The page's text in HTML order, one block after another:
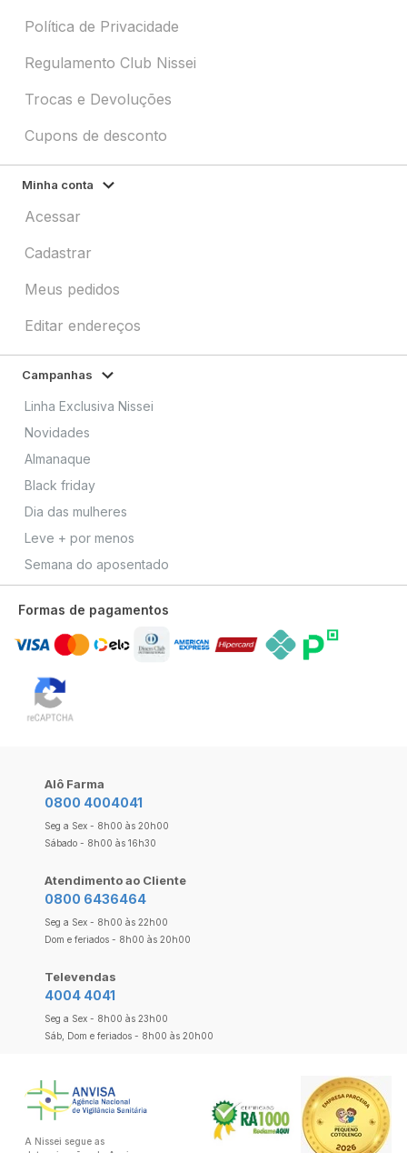
Política de Privacidade
Regulamento Club Nissei
Trocas e Devoluções
Cupons de desconto
Minha conta
Acessar
Cadastrar
Meus pedidos
Editar endereços
Campanhas
Linha Exclusiva Nissei
Novidades
Almanaque
Black friday
Dia das mulheres
Leve + por menos
Semana do aposentado
Formas de pagamentos
Alô Farma
0800 4004041
Seg a Sex - 8h00 às 20h00
Sábado - 8h00 às 16h30
Atendimento ao Cliente
0800 6436464
Seg a Sex - 8h00 às 22h00
Dom e feriados - 8h00 às 20h00
Televendas
4004 4041
Seg a Sex - 8h00 às 23h00
Sáb, Dom e feriados - 8h00 às 20h00
A Nissei segue as